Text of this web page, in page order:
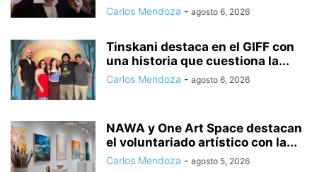
Carlos Mendoza - agosto 6, 2026
Tinskani destaca en el GIFF con
una historia que cuestiona la...
Carlos Mendoza - agosto 6, 2026
NAWA y One Art Space destacan
el voluntariado artístico con la...
Carlos Mendoza - agosto 5, 2026